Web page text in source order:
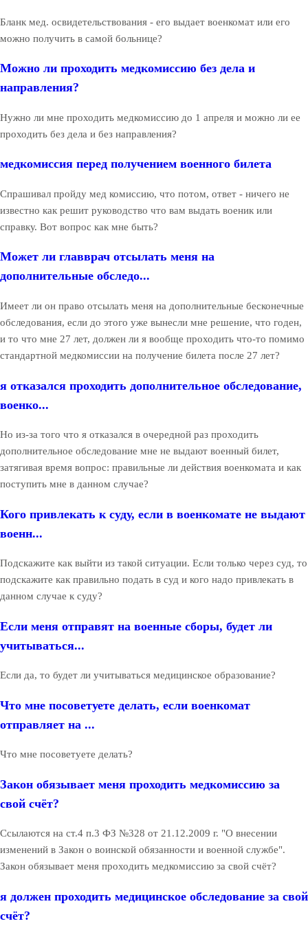
Бланк мед. освидетельствования - его выдает военкомат или его
можно получить в самой больнице?
Можно ли проходить медкомиссию без дела и
направления?
Нужно ли мне проходить медкомиссию до 1 апреля и можно ли ее
проходить без дела и без направления?
медкомиссия перед получением военного билета
Спрашивал пройду мед комиссию, что потом, ответ - ничего не
известно как решит руководство что вам выдать военик или
справку. Вот вопрос как мне быть?
Может ли главврач отсылать меня на
дополнительные обследо...
Имеет ли он право отсылать меня на дополнительные бесконечные
обследования, если до этого уже вынесли мне решение, что годен,
и то что мне 27 лет, должен ли я вообще проходить что-то помимо
стандартной медкомиссии на получение билета после 27 лет?
я отказался проходить дополнительное обследование,
военко...
Но из-за того что я отказался в очередной раз проходить
дополнительное обследование мне не выдают военный билет,
затягивая время вопрос: правильные ли действия военкомата и как
поступить мне в данном случае?
Кого привлекать к суду, если в военкомате не выдают
военн...
Подскажите как выйти из такой ситуации. Если только через суд, то
подскажите как правильно подать в суд и кого надо привлекать в
данном случае к суду?
Если меня отправят на военные сборы, будет ли
учитываться...
Если да, то будет ли учитываться медицинское образование?
Что мне посоветуете делать, если военкомат
отправляет на ...
Что мне посоветуете делать?
Закон обязывает меня проходить медкомиссию за
свой счёт?
Ссылаются на ст.4 п.3 ФЗ №328 от 21.12.2009 г. "О внесении
изменений в Закон о воинской обязанности и военной службе".
Закон обязывает меня проходить медкомиссию за свой счёт?
я должен проходить медицинское обследование за свой
счёт?